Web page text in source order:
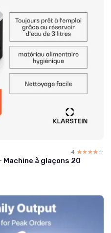
4 ☆☆☆☆☆
★★★★★
à glaçons 20